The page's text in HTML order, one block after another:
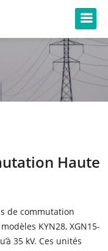
Haute
de commutation
KYN28, XGN15-
35 kV. Ces unités